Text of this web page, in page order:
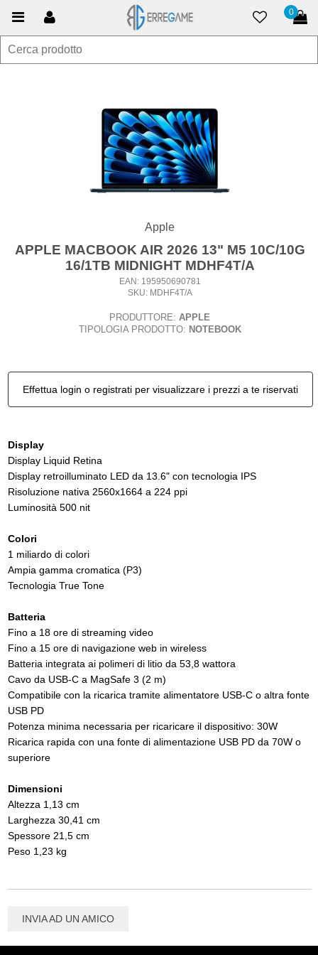
0
Apple
APPLE MACBOOK AIR 2026 13" M5 10C/10G
16/1TB MIDNIGHT MDHF4T/A
EAN: 195950690781
SKU: MDHF4T/A
PRODUTTORE: APPLE
TIPOLOGIA PRODOTTO: NOTEBOOK
Effettua login o registrati per visualizzare i prezzi a te riservati
Display
Display Liquid Retina
Display retroilluminato LED da 13.6" con tecnologia IPS
Risoluzione nativa 2560x1664 a 224 ppi
Luminosità 500 nit
Colori
1 miliardo di colori
Ampia gamma cromatica (P3)
Tecnologia True Tone
Batteria
Fino a 18 ore di streaming video
Fino a 15 ore di navigazione web in wireless
Batteria integrata ai polimeri di litio da 53,8 wattora
Cavo da USB‑C a MagSafe 3 (2 m)
Compatibile con la ricarica tramite alimentatore USB‑C o altra fonte
USB PD
Potenza minima necessaria per ricaricare il dispositivo: 30W
Ricarica rapida con una fonte di alimentazione USB PD da 70W o
superiore
Dimensioni
Altezza 1,13 cm
Larghezza 30,41 cm
Spessore 21,5 cm
Peso 1,23 kg
INVIA AD UN AMICO